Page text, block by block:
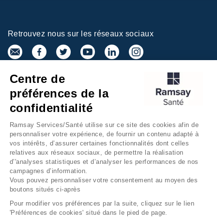
Retrouvez nous sur les réseaux sociaux
Inscrivez-vous à la newsletter
Groupe Ramsay Santé
Gestion des cookies
Accessibilité Numérique
Presse
Centre de
préférences de la
confidentialité
Ramsay Services/Santé utilise sur ce site des cookies afin de
personnaliser votre expérience, de fournir un contenu adapté à
vos intérêts, d’assurer certaines fonctionnalités dont celles
relatives aux réseaux sociaux, de permettre la réalisation
d’'analyses statistiques et d’analyser les performances de nos
campagnes d’information.
Vous pouvez personnaliser votre consentement au moyen des
boutons situés ci-après
Pour modifier vos préférences par la suite, cliquez sur le lien
'Préférences de cookies' situé dans le pied de page.